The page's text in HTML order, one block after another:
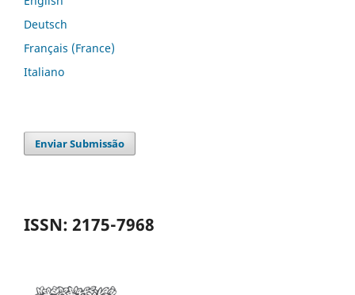
Deutsch
Français (France)
Italiano
Enviar Submissão
ISSN: 2175-7968